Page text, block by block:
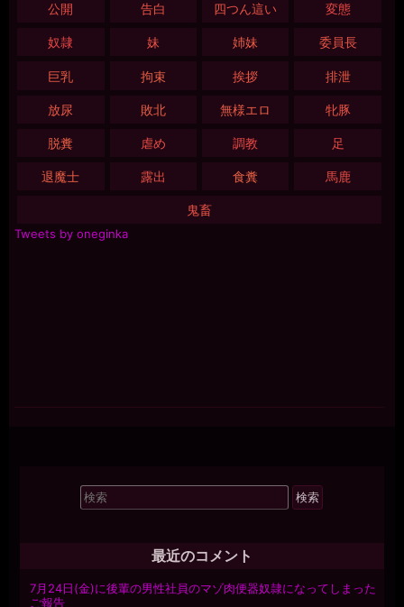
公開 告白 四つん這い 変態
奴隷 妹 姉妹 委員長
巨乳 拘束 挨拶 排泄
放尿 敗北 無様エロ 牝豚
脱糞 虐め 調教 足
退魔士 露出 食糞 馬鹿
鬼畜
Tweets by oneginka
検
索
最近のコメント